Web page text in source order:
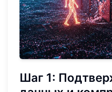
Шаг 1: